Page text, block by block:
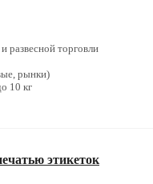
развесной торговли
рынки)
10 кг
этикеток